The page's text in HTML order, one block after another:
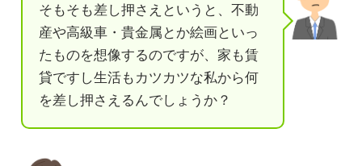
そもそも差し押さえというと、不動
産や高級車・貴金属とか絵画といっ
たものを想像するのですが、家も賃
貸ですし生活もカツカツな私から何
を差し押さえるんでしょうか？